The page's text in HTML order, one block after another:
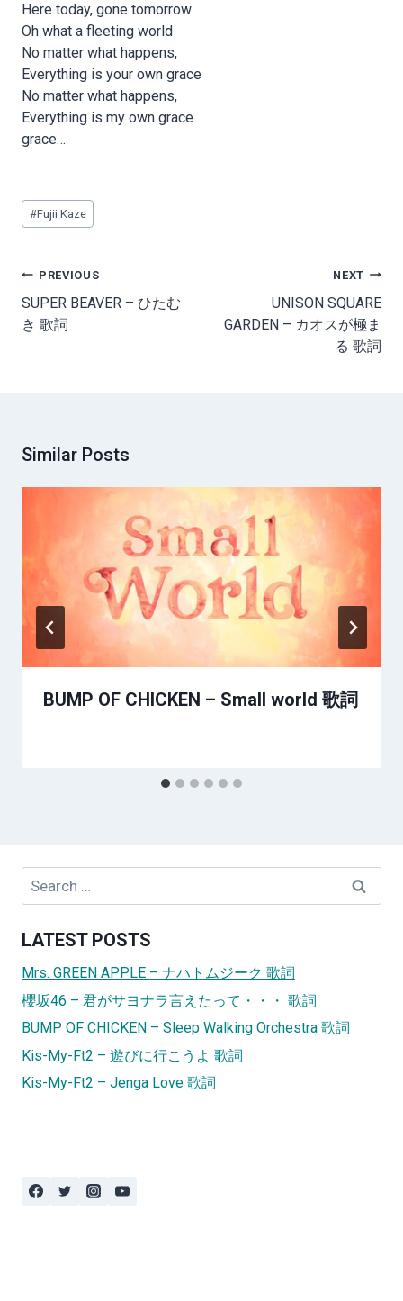
Here today, gone tomorrow
Oh what a fleeting world
No matter what happens,
Everything is your own grace
No matter what happens,
Everything is my own grace
grace…
Post
Tags:
#Fujii Kaze
Post
navigation
PREVIOUS
SUPER BEAVER – ひたむ
き 歌詞
NEXT
UNISON SQUARE
GARDEN – カオスが極ま
る 歌詞
Similar Posts
BUMP OF CHICKEN – Small world 歌詞
Search
LATEST POSTS
Mrs. GREEN APPLE – ナハトムジーク 歌詞
櫻坂46 – 君がサヨナラ言えたって・・・ 歌詞
BUMP OF CHICKEN – Sleep Walking Orchestra 歌詞
Kis-My-Ft2 – 遊びに行こうよ 歌詞
Kis-My-Ft2 – Jenga Love 歌詞